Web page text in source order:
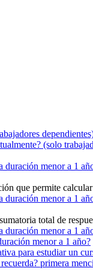
(solo
menor a 1
que permite
menor a 1
total de
duración menor a 1
menor a 1 año?
para estudiar un
primera